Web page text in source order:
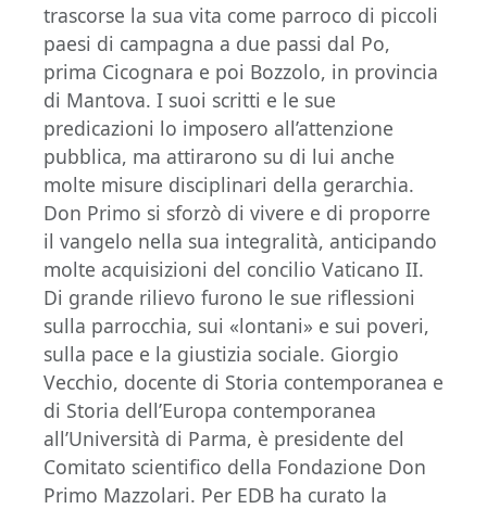
trascorse la sua vita come parroco di piccoli
paesi di campagna a due passi dal Po,
prima Cicognara e poi Bozzolo, in provincia
di Mantova. I suoi scritti e le sue
predicazioni lo imposero all’attenzione
pubblica, ma attirarono su di lui anche
molte misure disciplinari della gerarchia.
Don Primo si sforzò di vivere e di proporre
il vangelo nella sua integralità, anticipando
molte acquisizioni del concilio Vaticano II.
Di grande rilievo furono le sue riflessioni
sulla parrocchia, sui «lontani» e sui poveri,
sulla pace e la giustizia sociale. Giorgio
Vecchio, docente di Storia contemporanea e
di Storia dell’Europa contemporanea
all’Università di Parma, è presidente del
Comitato scientifico della Fondazione Don
Primo Mazzolari. Per EDB ha curato la